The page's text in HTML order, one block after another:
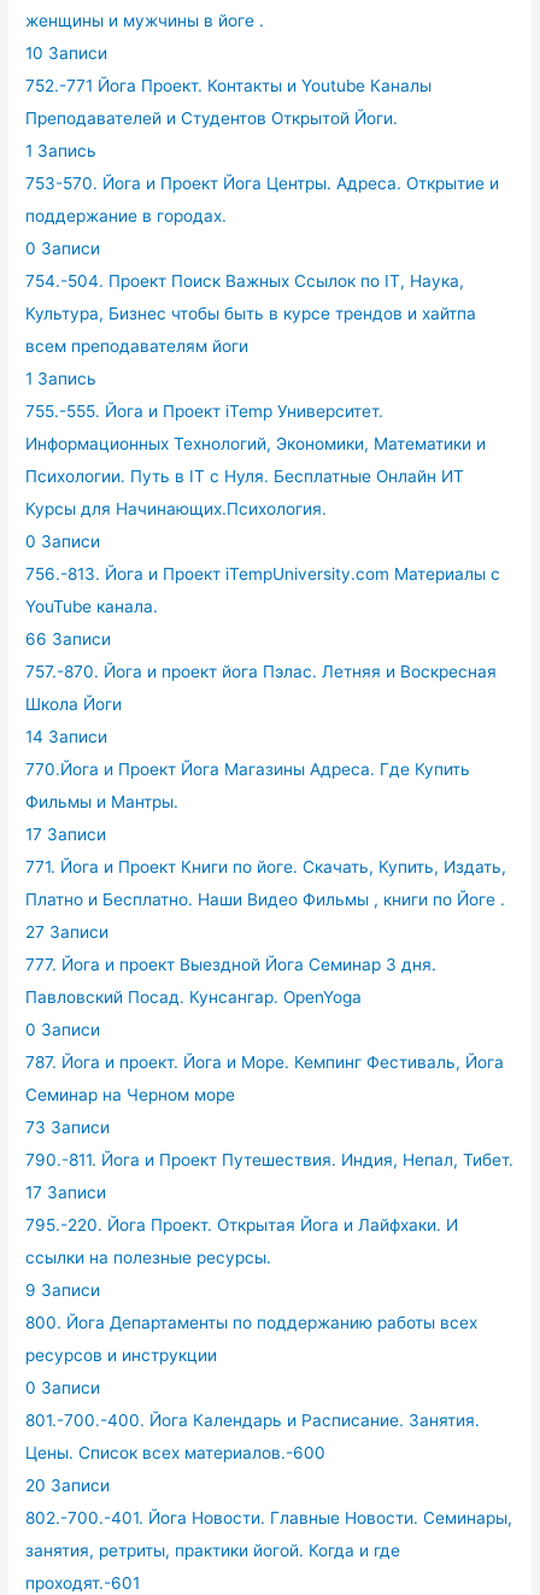
женщины и мужчины в йоге .
10 Записи
752.-771 Йога Проект. Контакты и Youtube Каналы
Преподавателей и Студентов Открытой Йоги.
1 Запись
753-570. Йога и Проект Йога Центры. Адреса. Открытие и
поддержание в городах.
0 Записи
754.-504. Проект Поиск Важных Ссылок по IT, Наука,
Культура, Бизнес чтобы быть в курсе трендов и хайтпа
всем преподавателям йоги
1 Запись
755.-555. Йога и Проект iTemp Университет.
Информационных Технологий, Экономики, Математики и
Психологии. Путь в IT с Нуля. Бесплатные Онлайн ИТ
Курсы для Начинающих.Психология.
0 Записи
756.-813. Йога и Проект iTempUniversity.com Материалы с
YouTube канала.
66 Записи
757.-870. Йога и проект йога Пэлас. Летняя и Воскресная
Школа Йоги
14 Записи
770.Йога и Проект Йога Магазины Адреса. Где Купить
Фильмы и Мантры.
17 Записи
771. Йога и Проект Книги по йоге. Скачать, Купить, Издать,
Платно и Бесплатно. Наши Видео Фильмы , книги по Йоге .
27 Записи
777. Йога и проект Выездной Йога Семинар 3 дня.
Павловский Посад. Кунсангар. OpenYoga
0 Записи
787. Йога и проект. Йога и Море. Кемпинг Фестиваль, Йога
Семинар на Черном море
73 Записи
790.-811. Йога и Проект Путешествия. Индия, Непал, Тибет.
17 Записи
795.-220. Йога Проект. Открытая Йога и Лайфхаки. И
ссылки на полезные ресурсы.
9 Записи
800. Йога Департаменты по поддержанию работы всех
ресурсов и инструкции
0 Записи
801.-700.-400. Йога Календарь и Расписание. Занятия.
Цены. Список всех материалов.-600
20 Записи
802.-700.-401. Йога Новости. Главные Новости. Семинары,
занятия, ретриты, практики йогой. Когда и где
проходят.-601